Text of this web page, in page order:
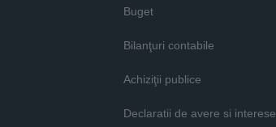
Buget
Bilanţuri contabile
Achiziţii publice
Declaratii de avere si interese